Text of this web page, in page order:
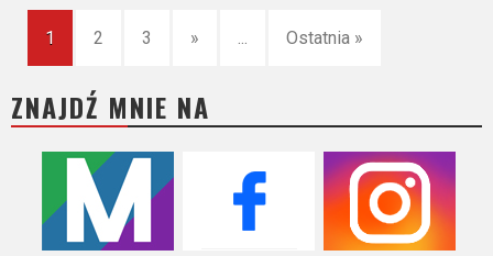
1 2 3 » ... Ostatnia »
ZNAJDŹ MNIE NA